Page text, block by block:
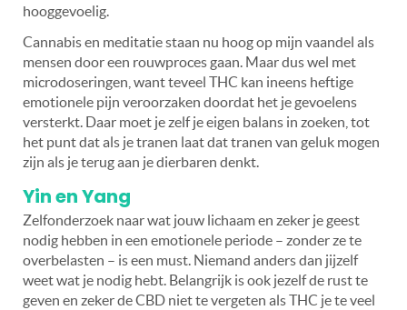
hooggevoelig.
Cannabis en meditatie staan nu hoog op mijn vaandel als
mensen door een rouwproces gaan. Maar dus wel met
microdoseringen, want teveel THC kan ineens heftige
emotionele pijn veroorzaken doordat het je gevoelens
versterkt. Daar moet je zelf je eigen balans in zoeken, tot
het punt dat als je tranen laat dat tranen van geluk mogen
zijn als je terug aan je dierbaren denkt.
Yin en Yang
Zelfonderzoek naar wat jouw lichaam en zeker je geest
nodig hebben in een emotionele periode – zonder ze te
overbelasten – is een must. Niemand anders dan jijzelf
weet wat je nodig hebt. Belangrijk is ook jezelf de rust te
geven en zeker de CBD niet te vergeten als THC je te veel